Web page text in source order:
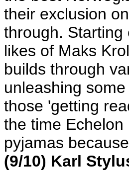
their exclusion
through. Starting
likes of Maks
builds through
unleashing
those 'getting
the time
pyjamas
(9/10) Karl